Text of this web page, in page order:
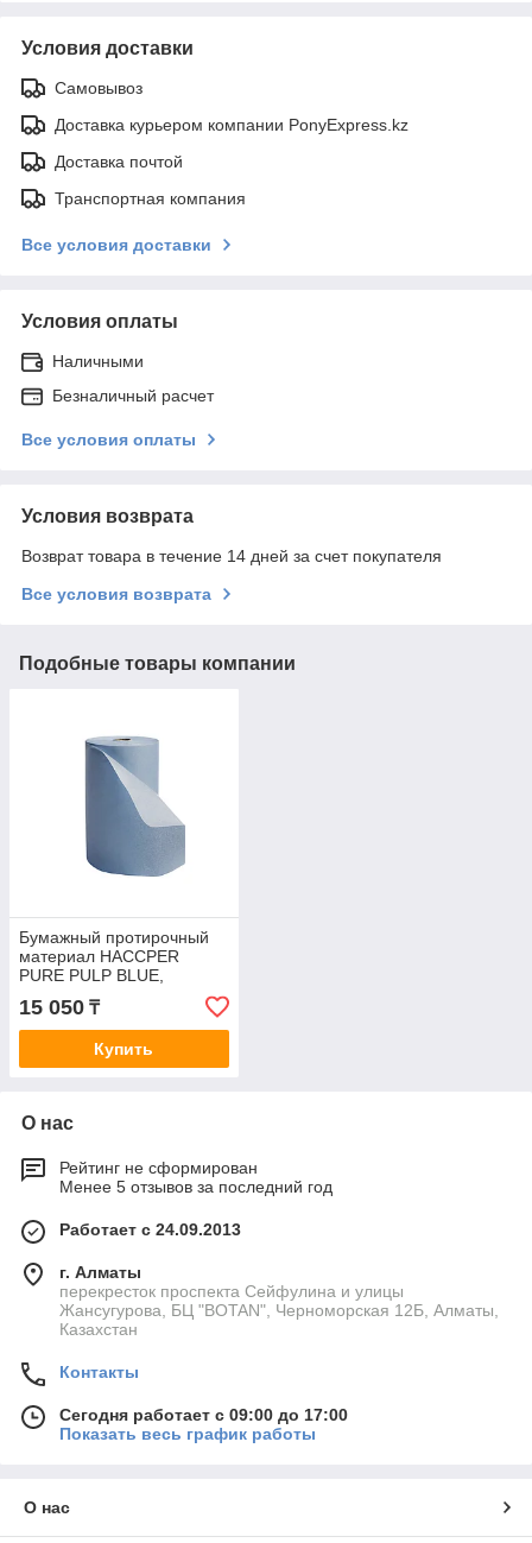
Условия доставки
Самовывоз
Доставка курьером компании PonyExpress.kz
Доставка почтой
Транспортная компания
Все условия доставки
Условия оплаты
Наличными
Безналичный расчет
Все условия оплаты
Условия возврата
Возврат товара в течение 14 дней за счет покупателя
Все условия возврата
Подобные товары компании
Бумажный протирочный
материал HACCPER
PURE PULP BLUE,
240х360 мм, 1000 л/рул
15 050 ₸
Купить
О нас
Рейтинг не сформирован
Менее 5 отзывов за последний год
Работает с 24.09.2013
г. Алматы
перекресток проспекта Сейфулина и улицы
Жансугурова, БЦ "BOTAN", Черноморская 12Б, Алматы,
Казахстан
Контакты
Сегодня работает с 09:00 до 17:00
Показать весь график работы
О нас